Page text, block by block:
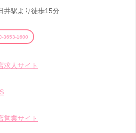
井駅より徒歩15分
3653-1600
求人サイト
営業サイト